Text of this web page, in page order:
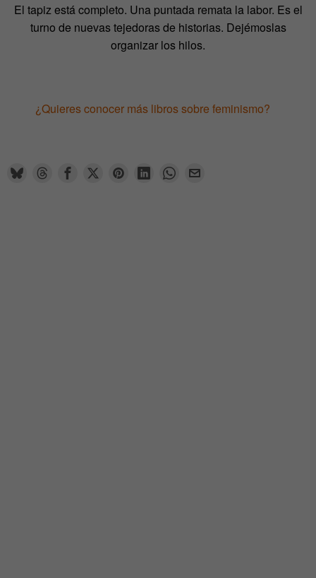
El tapiz está completo. Una puntada remata la labor. Es el
turno de nuevas tejedoras de historias. Dejémoslas
organizar los hilos.
¿Quieres conocer más libros sobre feminismo?